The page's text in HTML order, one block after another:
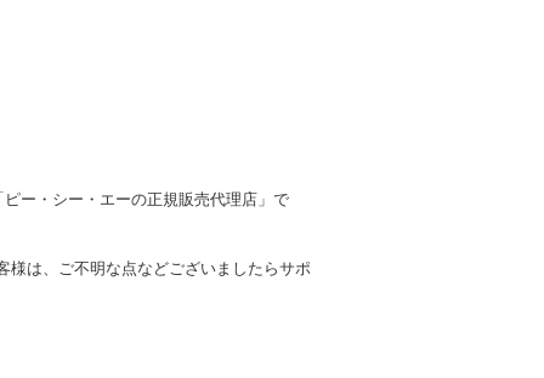
ー・シー・エーの正規販売代理店」で
様は、ご不明な点などございましたらサポ